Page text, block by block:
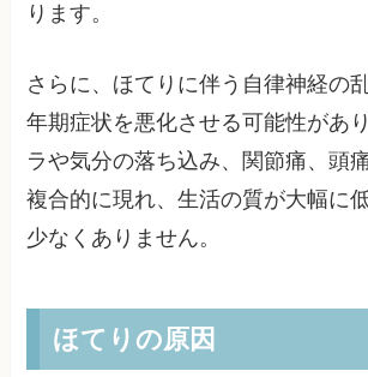
ります。
さらに、ほてりに伴う自律神経の
年期症状を悪化させる可能性があ
ラや気分の落ち込み、関節痛、頭
複合的に現れ、生活の質が大幅に
少なくありません。
ほてりの原因